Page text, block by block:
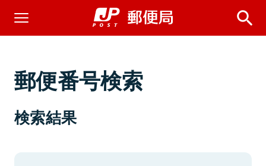
郵便番号検索
検索結果